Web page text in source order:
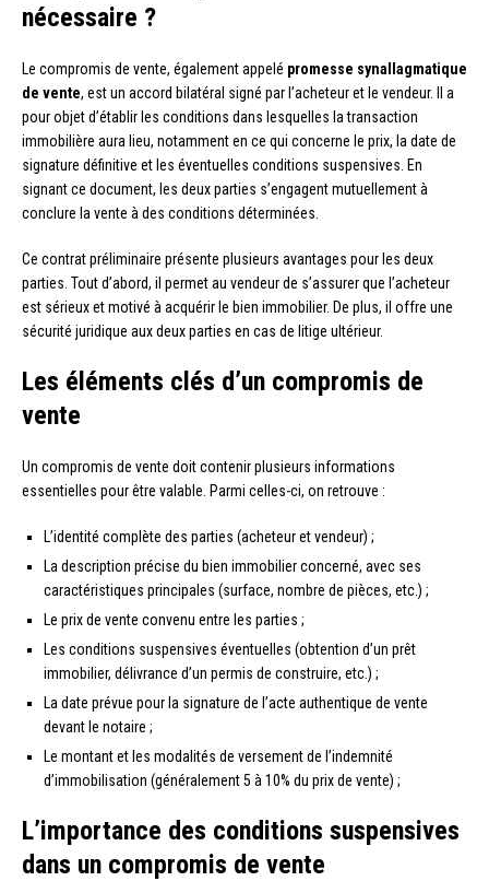
nécessaire ?
Le compromis de vente, également appelé promesse synallagmatique
de vente, est un accord bilatéral signé par l’acheteur et le vendeur. Il a
pour objet d’établir les conditions dans lesquelles la transaction
immobilière aura lieu, notamment en ce qui concerne le prix, la date de
signature définitive et les éventuelles conditions suspensives. En
signant ce document, les deux parties s’engagent mutuellement à
conclure la vente à des conditions déterminées.
Ce contrat préliminaire présente plusieurs avantages pour les deux
parties. Tout d’abord, il permet au vendeur de s’assurer que l’acheteur
est sérieux et motivé à acquérir le bien immobilier. De plus, il offre une
sécurité juridique aux deux parties en cas de litige ultérieur.
Les éléments clés d’un compromis de
vente
Un compromis de vente doit contenir plusieurs informations
essentielles pour être valable. Parmi celles-ci, on retrouve :
L’identité complète des parties (acheteur et vendeur) ;
La description précise du bien immobilier concerné, avec ses
caractéristiques principales (surface, nombre de pièces, etc.) ;
Le prix de vente convenu entre les parties ;
Les conditions suspensives éventuelles (obtention d’un prêt
immobilier, délivrance d’un permis de construire, etc.) ;
La date prévue pour la signature de l’acte authentique de vente
devant le notaire ;
Le montant et les modalités de versement de l’indemnité
d’immobilisation (généralement 5 à 10% du prix de vente) ;
L’importance des conditions suspensives
dans un compromis de vente